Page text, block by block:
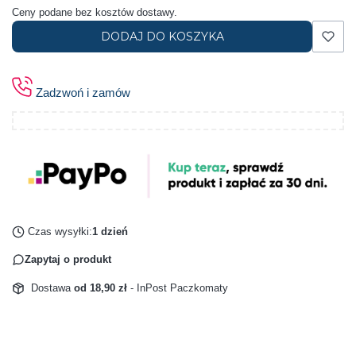
Ceny podane bez kosztów dostawy.
DODAJ DO KOSZYKA
Zadzwoń i zamów
Czas wysyłki:1 dzień
Zapytaj o produkt
Dostawa od 18,90 zł - InPost Paczkomaty